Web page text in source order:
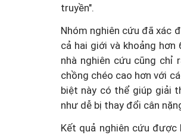
truyền".
Nhóm nghiên cứu đã xác
cả hai giới và khoảng
nhà nghiên cứu cũng
chồng chéo cao hơn với
biệt này có thể giúp giải
như dễ bị thay đổi cân
Kết quả nghiên cứu